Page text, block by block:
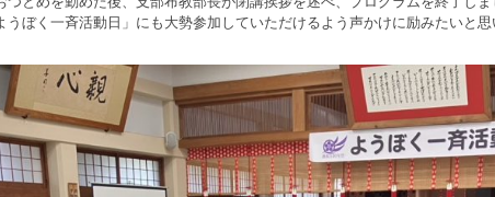
うぼく一斉活動日」にも大勢参加していただけるよう声かけに励みたいと